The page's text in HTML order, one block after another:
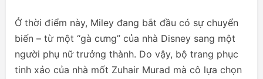
Ở thời điểm này, Miley đang bắt đầu có sự chuyển
biến – từ một “gà cưng” của nhà Disney sang một
người phụ nữ trưởng thành. Do vậy, bộ trang phục
tinh xảo của nhà mốt Zuhair Murad mà cô lựa chọn